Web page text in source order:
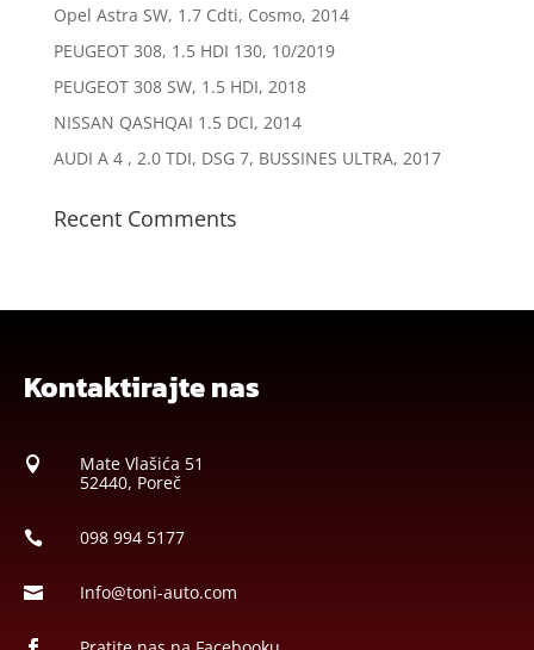
Opel Astra SW, 1.7 Cdti, Cosmo, 2014
PEUGEOT 308, 1.5 HDI 130, 10/2019
PEUGEOT 308 SW, 1.5 HDI, 2018
NISSAN QASHQAI 1.5 DCI, 2014
AUDI A 4 , 2.0 TDI, DSG 7, BUSSINES ULTRA, 2017
Recent Comments
Kontaktirajte nas

Mate Vlašića 51
52440, Poreč
 098 994 5177
 Info@toni-auto.com